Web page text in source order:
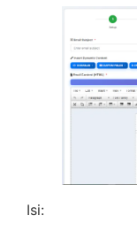
Isi: